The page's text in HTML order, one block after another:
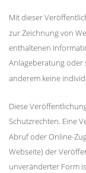
Mit dieser
zur Zeichnung von
enthaltenen
Anlageberatung oder
anderem keine
Diese
Schutzrechten. Eine
Abruf oder Online-
Webseite) der
unveränderter Form